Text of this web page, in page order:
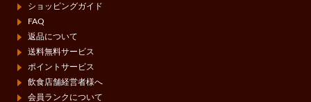
ショッピングガイド
FAQ
返品について
送料無料サービス
ポイントサービス
飲食店舗経営者様へ
会員ランクについて